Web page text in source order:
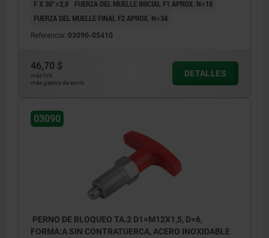
F X 30°=2,8
FUERZA DEL MUELLE INICIAL F1 APROX. N=15
FUERZA DEL MUELLE FINAL F2 APROX. N=34
Referencia: 03090-05410
46,70 $
más IVA.
más gastos de envío
DETALLES
03090
PERNO DE BLOQUEO TA.2 D1=M12X1,5, D=6,
FORMA:A SIN CONTRATUERCA, ACERO INOXIDABLE